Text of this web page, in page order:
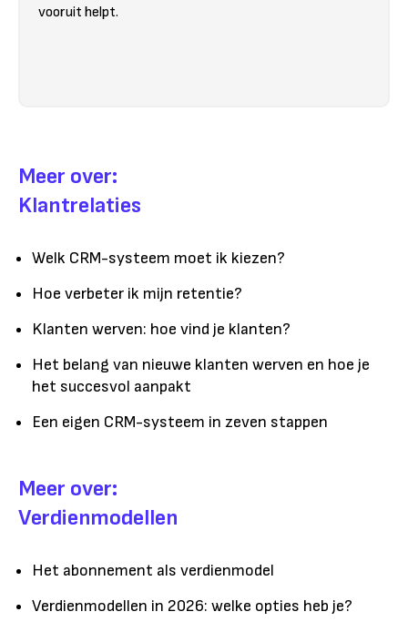
vooruit helpt.
Meer over:
Klantrelaties
Welk CRM-systeem moet ik kiezen?
Hoe verbeter ik mijn retentie?
Klanten werven: hoe vind je klanten?
Het belang van nieuwe klanten werven en hoe je
het succesvol aanpakt
Een eigen CRM-systeem in zeven stappen
Meer over:
Verdienmodellen
Het abonnement als verdienmodel
Verdienmodellen in 2026: welke opties heb je?